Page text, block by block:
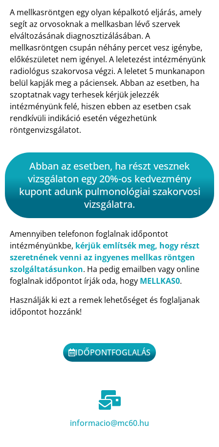
A mellkasröntgen egy olyan képalkotó eljárás, amely
segít az orvosoknak a mellkasban lévő szervek
elváltozásának diagnosztizálásában. A
mellkasröntgen csupán néhány percet vesz igénybe,
előkészületet nem igényel. A leletezést intézményünk
radiológus szakorvosa végzi. A leletet 5 munkanapon
belül kapják meg a páciensek. Abban az esetben, ha
szoptatnak vagy terhesek kérjük jelezzék
intézményünk felé, hiszen ebben az esetben csak
rendkívüli indikáció esetén végezhetünk
röntgenvizsgálatot.
Abban az esetben, ha részt vesznek
vizsgálaton egy 20%-os kedvezmény
kupont adunk pulmonológiai szakorvosi
vizsgálatra.
Amennyiben telefonon foglalnak időpontot
intézményünkbe, kérjük említsék meg, hogy részt
szeretnének venni az ingyenes mellkas röntgen
szolgáltatásunkon. Ha pedig emailben vagy online
foglalnak időpontot írják oda, hogy MELLKAS0.
Használják ki ezt a remek lehetőséget és foglaljanak
időpontot hozzánk!
IDŐPONTFOGLALÁS
informacio@mc60.hu